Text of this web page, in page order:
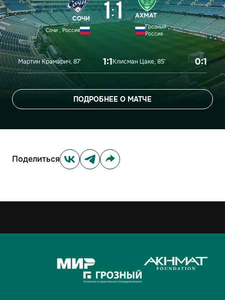
СОЧИ
Сочи , Россия
1:1 АХМАТ
Грозный ,
Россия
Мартин Крамарич, 87′ 1:1Клисман Цаке, 85′ 0:1
ПОДРОБНЕЕ О МАТЧЕ
Поделиться